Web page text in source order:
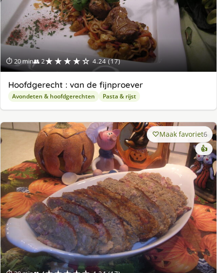
⏱ 20 min👥 2★★★★☆ 4.24 (17)
Hoofdgerecht : van de fijnproever
Avondeten & hoofdgerechten Pasta & rijst
Maak favoriet6
👍